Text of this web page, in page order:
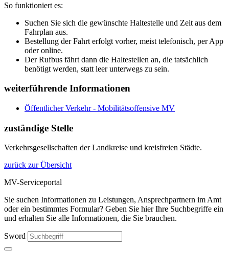
So funktioniert es:
Suchen Sie sich die gewünschte Haltestelle und Zeit aus dem
Fahrplan aus.
Bestellung der Fahrt erfolgt vorher, meist telefonisch, per App
oder online.
Der Rufbus fährt dann die Haltestellen an, die tatsächlich
benötigt werden, statt leer unterwegs zu sein.
weiterführende Informationen
Öffentlicher Verkehr - Mobilitätsoffensive MV
zuständige Stelle
Verkehrsgesellschaften der Landkreise und kreisfreien Städte.
zurück zur Übersicht
MV-Serviceportal
Sie suchen Informationen zu Leistungen, Ansprechpartnern im Amt
oder ein bestimmtes Formular? Geben Sie hier Ihre Suchbegriffe ein
und erhalten Sie alle Informationen, die Sie brauchen.
Sword